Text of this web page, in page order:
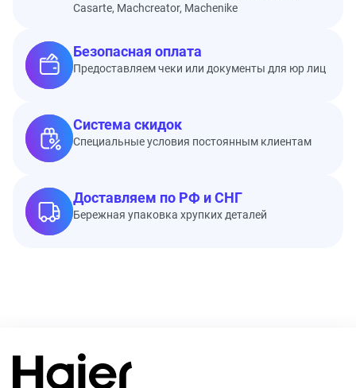
Casarte, Machcreator, Machenike
Безопасная оплата
Предоставляем чеки или документы для юр лиц
Система скидок
Специальные условия постоянным клиентам
Доставляем по РФ и СНГ
Бережная упаковка хрупких деталей